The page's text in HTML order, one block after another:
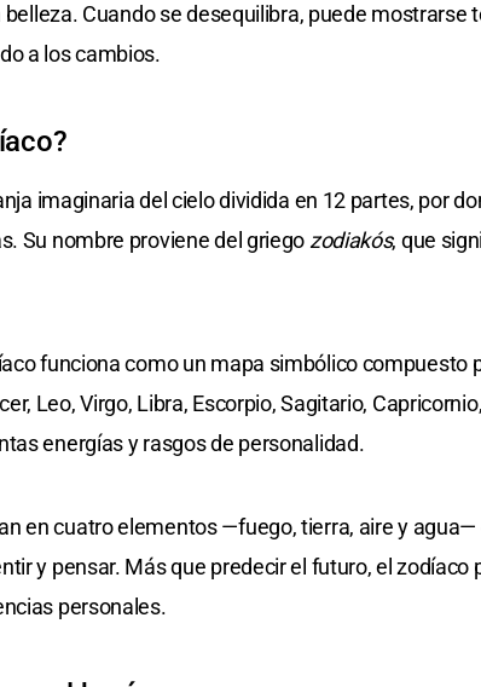
belleza. Cuando se desequilibra, puede mostrarse
a los cambios.
imaginaria del cielo dividida en 12 partes, por
Su nombre proviene del griegozodiakós, que
funciona como un mapa simbólico compuesto
Leo, Virgo, Libra, Escorpio, Sagitario,
energías y rasgos de personalidad.
en cuatro elementos —fuego, tierra, aire y
y pensar. Más que predecir el futuro, el zodíaco
personales.